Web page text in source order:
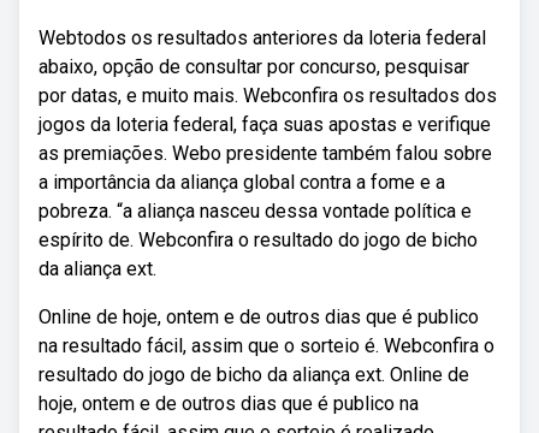
Webtodos os resultados anteriores da loteria federal
abaixo, opção de consultar por concurso, pesquisar
por datas, e muito mais. Webconfira os resultados dos
jogos da loteria federal, faça suas apostas e verifique
as premiações. Webo presidente também falou sobre
a importância da aliança global contra a fome e a
pobreza. “a aliança nasceu dessa vontade política e
espírito de. Webconfira o resultado do jogo de bicho
da aliança ext.
Online de hoje, ontem e de outros dias que é publico
na resultado fácil, assim que o sorteio é. Webconfira o
resultado do jogo de bicho da aliança ext. Online de
hoje, ontem e de outros dias que é publico na